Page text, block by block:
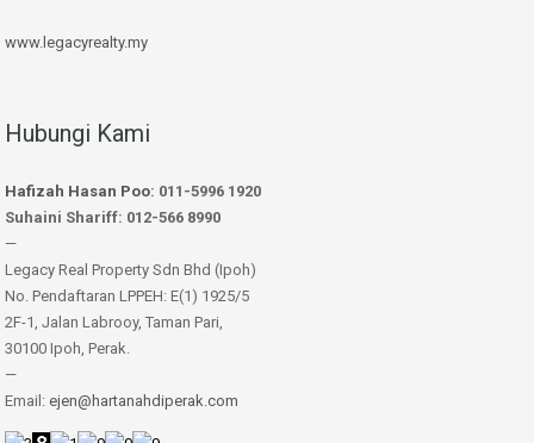
www.legacyrealty.my
Hubungi Kami
Hafizah Hasan Poo: 011-5996 1920
Suhaini Shariff: 012-566 8990
—
Legacy Real Property Sdn Bhd (Ipoh)
No. Pendaftaran LPPEH: E(1) 1925/5
2F-1, Jalan Labrooy, Taman Pari,
30100 Ipoh, Perak.
—
Email: ejen@hartanahdiperak.com